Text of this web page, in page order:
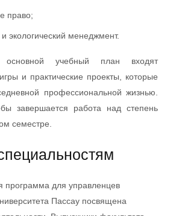
право;
экологический менеджмент.
учебный план входят
и практические проекты, которые
профессиональной жизнью.
завершается работа над степень
семестре.
программа для управленцев
Пассау посвящена